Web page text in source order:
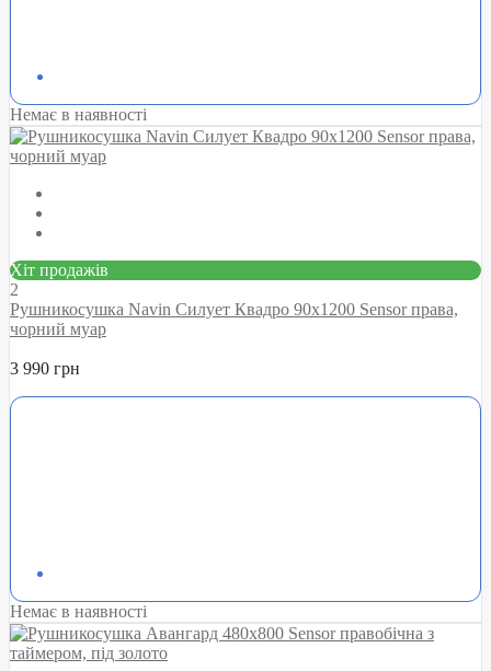
Немає в наявності
Хіт продажів
2
Рушникосушка Navin Силует Квадро 90х1200 Sensor права,
чорний муар
3 990 грн
Немає в наявності